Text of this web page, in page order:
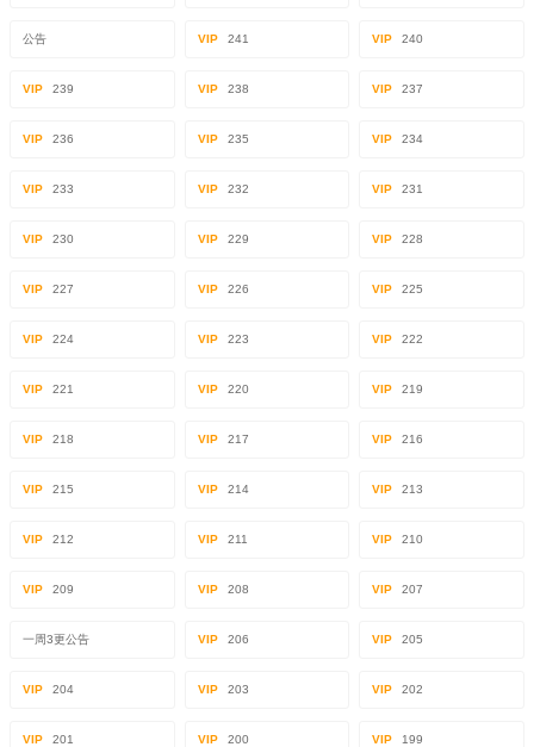
公告 VIP 241 VIP 240
VIP 239 VIP 238 VIP 237
VIP 236 VIP 235 VIP 234
VIP 233 VIP 232 VIP 231
VIP 230 VIP 229 VIP 228
VIP 227 VIP 226 VIP 225
VIP 224 VIP 223 VIP 222
VIP 221 VIP 220 VIP 219
VIP 218 VIP 217 VIP 216
VIP 215 VIP 214 VIP 213
VIP 212 VIP 211 VIP 210
VIP 209 VIP 208 VIP 207
一周3更公告 VIP 206 VIP 205
VIP 204 VIP 203 VIP 202
VIP 201 VIP 200 VIP 199